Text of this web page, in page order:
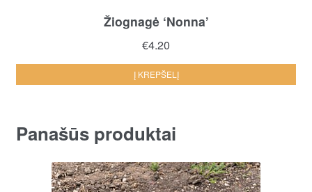
Žiognagė ‘Nonna’
€4.20
Į KREPŠELĮ
Panašūs produktai